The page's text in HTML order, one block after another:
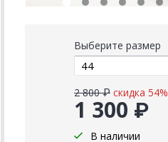
Выберите размер
1 300 ₽
2 800 ₽ скидка 54%
В наличии